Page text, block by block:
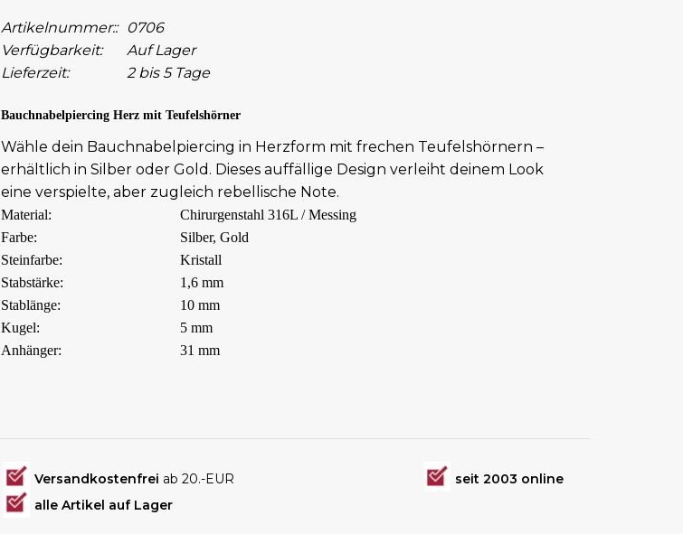
Artikelnummer::
0706
Verfügbarkeit:
Auf Lager
Lieferzeit:
2 bis 5 Tage
Bauchnabelpiercing Herz mit Teufelshörner
Wähle dein Bauchnabelpiercing in Herzform mit frechen Teufelshörnern –
erhältlich in Silber oder Gold. Dieses auffällige Design verleiht deinem Look
eine verspielte, aber zugleich rebellische Note.
Material:
Chirurgenstahl 316L / Messing
Farbe:
Silber, Gold
Steinfarbe:
Kristall
Stabstärke:
1,6 mm
Stablänge:
10 mm
Kugel:
5 mm
Anhänger:
31 mm
Versandkostenfrei ab 20.-EUR
seit 2003 online
alle Artikel auf Lager